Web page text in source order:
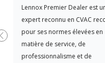
Lennox Premier Dealer est
expert reconnu en CVAC
pour ses normes élevées en
matière de service, de
professionnalisme et de
Précédent